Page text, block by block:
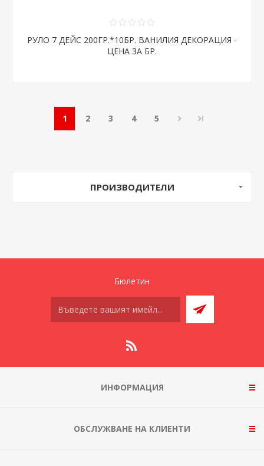
РУЛО 7 ДЕЙС 200ГР.*10БР. ВАНИЛИЯ ДЕКОРАЦИЯ -
ЦЕНА ЗА БР.
1 2 3 4 5
ПРОИЗВОДИТЕЛИ
Бюлетин
ИНФОРМАЦИЯ
ОБСЛУЖВАНЕ НА КЛИЕНТИ